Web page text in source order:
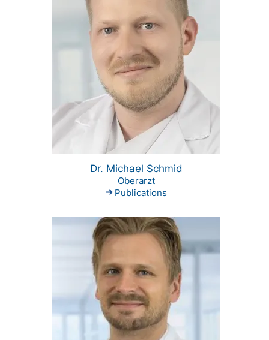
Dr. Michael Schmid
Oberarzt
Publications